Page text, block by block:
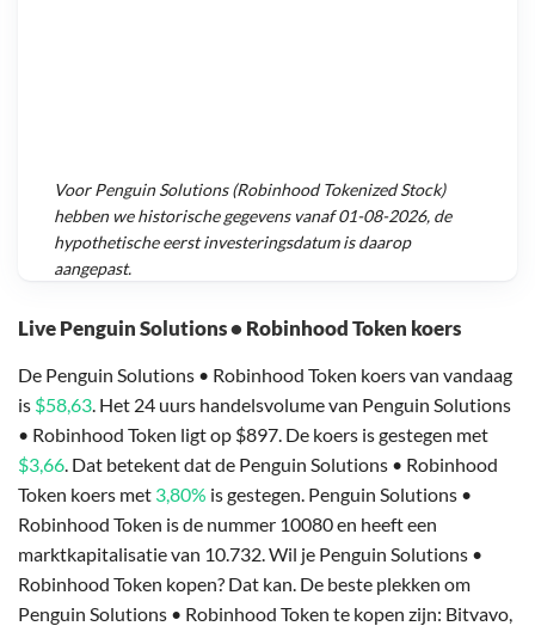
Live Penguin Solutions • Robinhood Token koers
De Penguin Solutions • Robinhood Token koers van vandaag
is $58,63. Het 24 uurs handelsvolume van Penguin Solutions
• Robinhood Token ligt op $897. De koers is gestegen met
$3,66. Dat betekent dat de Penguin Solutions • Robinhood
Token koers met 3,80% is gestegen. Penguin Solutions •
Robinhood Token is de nummer 10080 en heeft een
marktkapitalisatie van 10.732. Wil je Penguin Solutions •
Robinhood Token kopen? Dat kan. De beste plekken om
Penguin Solutions • Robinhood Token te kopen zijn: Bitvavo,
VoorPenguin Solutions (Robinhood Tokenized Stock)
hebben we historische gegevens vanaf01-08-2026, de
hypothetische eerst investeringsdatum is daarop
aangepast.